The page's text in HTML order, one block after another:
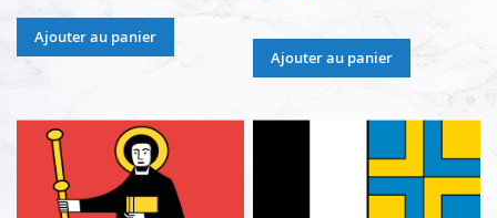
Ajouter au panier
Ajouter au panier